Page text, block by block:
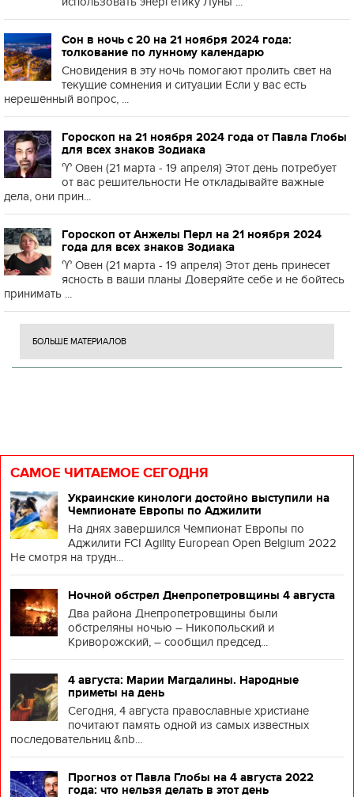
Сон в ночь с 20 на 21 ноября 2024 года:
толкование по лунному календарю
Сновидения в эту ночь помогают пролить свет на
текущие сомнения и ситуации Если у вас есть
нерешённый вопрос, ...
Гороскоп на 21 ноября 2024 года от Павла Глобы
для всех знаков Зодиака
♈️ Овен (21 марта - 19 апреля) Этот день потребует
от вас решительности Не откладывайте важные
дела, они прин...
Гороскоп от Анжелы Перл на 21 ноября 2024
года для всех знаков Зодиака
♈️ Овен (21 марта - 19 апреля) Этот день принесет
ясность в ваши планы Доверяйте себе и не бойтесь
принимать ...
БОЛЬШЕ МАТЕРИАЛОВ
САМОЕ ЧИТАЕМОЕ СЕГОДНЯ
Украинские кинологи достойно выступили на
Чемпионате Европы по Аджилити
На днях завершился Чемпионат Европы по
Аджилити FCI Agility European Open Belgium 2022
Не смотря на трудн...
Ночной обстрел Днепропетровщины 4 августа
Два района Днепропетровщины были
обстреляны ночью – Никопольский и
Криворожский, – сообщил председ...
4 августа: Марии Магдалины. Народные
приметы на день
Сегодня, 4 августа православные христиане
почитают память одной из самых известных
последовательниц &nb...
Прогноз от Павла Глобы на 4 августа 2022
года: что нельзя делать в этот день